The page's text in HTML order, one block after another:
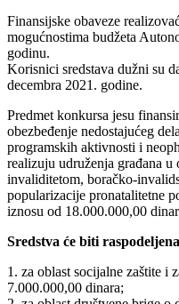
Finansijske obaveze
mogućnostima budžeta
godinu.
Korisnici sredstava dužni su
decembra 2021. godine.
Predmet konkursa jesu
obezbeđenje nedostajućeg
programskih aktivnosti i
realizuju udruženja građana u
invaliditetom, boračko-
popularizacije pronatalitetne
iznosu od 18.000.000,00
Sredstva će biti
1. za oblast socijalne zaštite i
7.000.000,00 dinara;